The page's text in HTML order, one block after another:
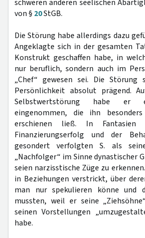
schweren anderen seelischen
von § 20StGB.
Die Störung habe allerdings dazu
Angeklagte sich in der gesamten
Konstrukt geschaffen habe, in
nur beruflich, sondern auch im
„Chef“ gewesen sei. Die Störung
Persönlichkeit absolut prägend.
Selbstwertstörung habe er
eingenommen, die ihn
erschienen ließ. In Fantasien
Finanzierungserfolg und der
gesondert verfolgten S. als
„Nachfolger“ im Sinne dynastischer
seien narzisstische Züge zu
in Beziehungen verstrickt, über
man nur spekulieren könne und
mussten, weil er seine
seinen Vorstellungen
habe.